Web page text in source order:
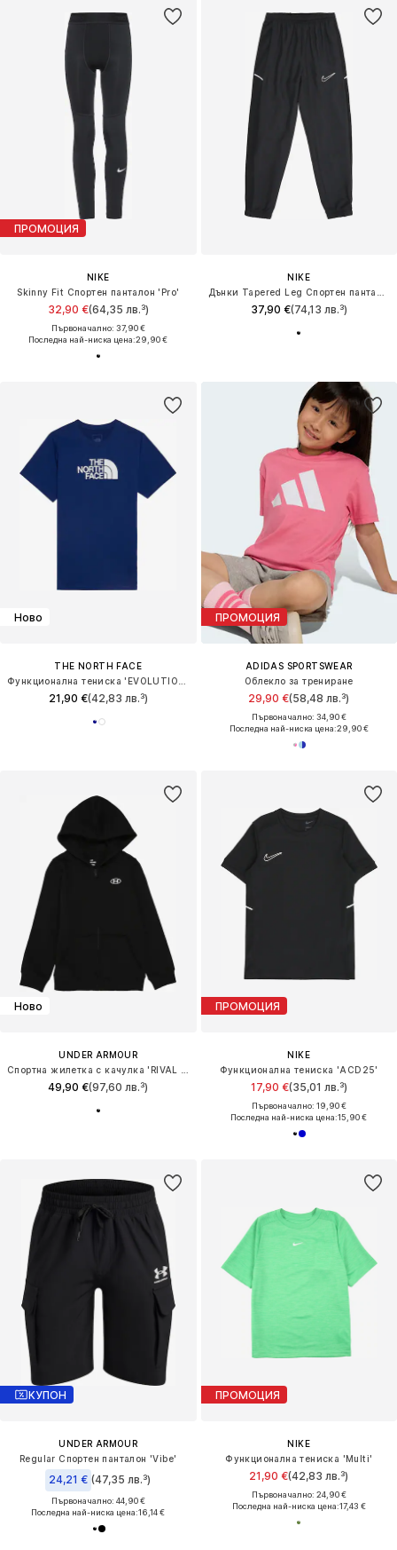
ПРОМОЦИЯ
NIKE
Skinny Fit Спортен панталон 'Pro'
32,90 €(64,35 лв.³)
Първоначално: 37,90 €
Последна най-ниска цена:29,90 €
NIKE
37,90 €(74,13 лв.³)
Ново
THE NORTH FACE
21,90 €(42,83 лв.³)
ПРОМОЦИЯ
ADIDAS SPORTSWEAR
Облекло за трениране
29,90 €(58,48 лв.³)
Първоначално: 34,90 €
Последна най-ниска цена:29,90 €
Ново
UNDER ARMOUR
49,90 €(97,60 лв.³)
ПРОМОЦИЯ
NIKE
Функционална тениска 'ACD25'
17,90 €(35,01 лв.³)
Първоначално: 19,90 €
Последна най-ниска цена:15,90 €
КУПОН
UNDER ARMOUR
Regular Спортен панталон 'Vibe'
24,21 € (47,35 лв.³)
Първоначално: 44,90 €
Последна най-ниска цена:16,14 €
ПРОМОЦИЯ
NIKE
Функционална тениска 'Multi'
21,90 €(42,83 лв.³)
Първоначално: 24,90 €
Последна най-ниска цена:17,43 €